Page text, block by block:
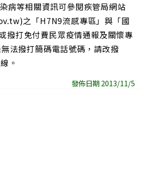
病等相關資訊可參閱疾管局網站
之「H7N9流感專區」與「國
撥打免付費民眾疫情通報及關懷專
法撥打簡碼電話號碼，請改撥
。
發佈日期 2013/11/5